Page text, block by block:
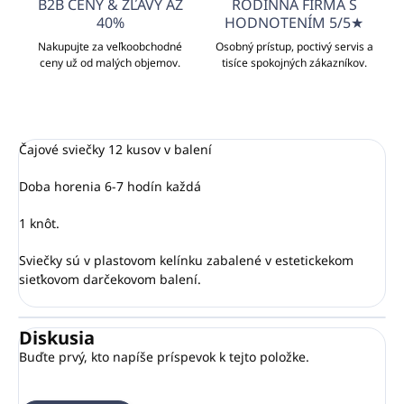
B2B CENY & ZĽAVY AŽ
40%
Nakupujte za veľkoobchodné
ceny už od malých objemov.
RODINNÁ FIRMA S
HODNOTENÍM 5/5★
Osobný prístup, poctivý servis a
tisíce spokojných zákazníkov.
Čajové sviečky 12 kusov v balení
Doba horenia 6-7 hodín každá
1 knôt.
Sviečky sú v plastovom kelínku zabalené v estetickekom
sieťkovom darčekovom balení.
Diskusia
Buďte prvý, kto napíše príspevok k tejto položke.